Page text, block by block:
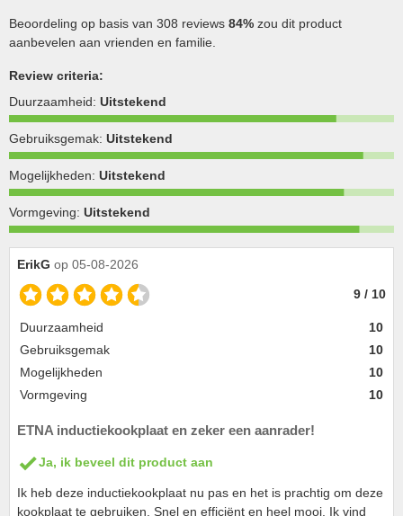
Beoordeling op basis van 308 reviews 84% zou dit product
aanbevelen aan vrienden en familie.
Review criteria:
Duurzaamheid: Uitstekend
Gebruiksgemak: Uitstekend
Mogelijkheden: Uitstekend
Vormgeving: Uitstekend
ErikG op 05-08-2026
9 / 10
Duurzaamheid
10
Gebruiksgemak
10
Mogelijkheden
10
Vormgeving
10
ETNA inductiekookplaat en zeker een aanrader!
Ja, ik beveel dit product aan
Ik heb deze inductiekookplaat nu pas en het is prachtig om deze
kookplaat te gebruiken. Snel en efficiënt en heel mooi. Ik vind